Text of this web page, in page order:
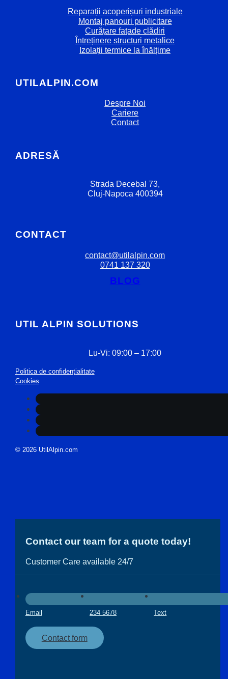
Reparații acoperișuri industriale
Montaj panouri publicitare
Curățare fațade clădiri
Întreținere structuri metalice
Izolații termice la înălțime
UTILALPIN.COM
Despre Noi
Cariere
Contact
ADRESĂ
Strada Decebal 73,
Cluj-Napoca 400394
CONTACT
contact@utilalpin.com
0741 137 320
BLOG
UTIL ALPIN SOLUTIONS
Lu-Vi: 09:00 – 17:00
Politica de confidențialitate
Cookies
© 2026 UtilAlpin.com
Contact our team for a quote today!
Customer Care available 24/7
Email 234 5678 Text
Contact form